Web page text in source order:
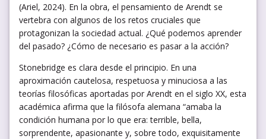
(Ariel, 2024). En la obra, el pensamiento de Arendt se
vertebra con algunos de los retos cruciales que
protagonizan la sociedad actual. ¿Qué podemos aprender
del pasado? ¿Cómo de necesario es pasar a la acción?
Stonebridge es clara desde el principio. En una
aproximación cautelosa, respetuosa y minuciosa a las
teorías filosóficas aportadas por Arendt en el siglo XX, esta
académica afirma que la filósofa alemana “amaba la
condición humana por lo que era: terrible, bella,
sorprendente, apasionante y, sobre todo, exquisitamente